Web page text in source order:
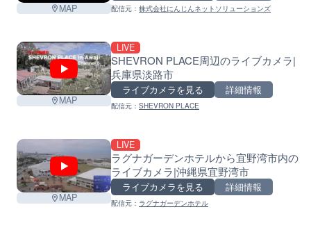
MAP 配信元： 株式会社にんじんネットソリューションズ
MAP
LIVE
SHEVRON PLACE周辺のライブカメラ|
兵庫県淡路市
ライブカメラを見る 詳細情報
配信元： SHEVRON PLACE
MAP
LIVE
ラグナガーデンホテルから宜野湾市内の
ライブカメラ|沖縄県宜野湾市
ライブカメラを見る 詳細情報
配信元： ラグナガーデンホテル